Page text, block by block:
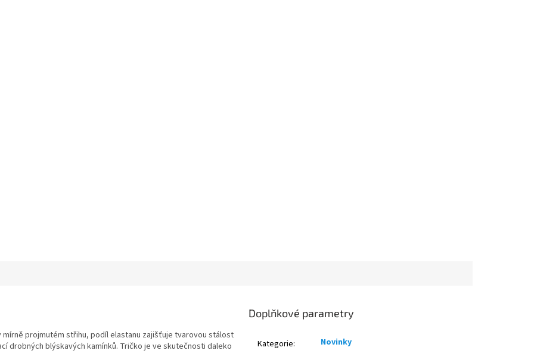
projmutém střihu, podíl elastanu zajišťuje tvarovou stálost
drobných blýskavých kamínků. Tričko je ve skutečnosti daleko
Doplňkové parametry
Kategorie: Novinky